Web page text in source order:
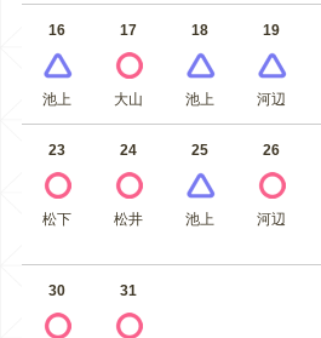
16
池上
17
大山
18
池上
19
河辺
23
松下
24
松井
25
池上
26
河辺
30 31